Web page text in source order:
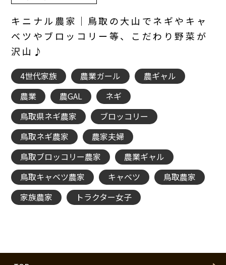
キニナル農家｜鳥取の大山でネギやキャ
ベツやブロッコリー等、こだわり野菜が
沢山♪
4世代家族 農業ガール
農ギャル
農業
農GAL
ネギ
鳥取県ネギ農家
ブロッコリー
鳥取ネギ農家
農家夫婦
鳥取ブロッコリー農家
農業ギャル
鳥取キャベツ農家
キャベツ
鳥取農家
家族農家
トラクター女子